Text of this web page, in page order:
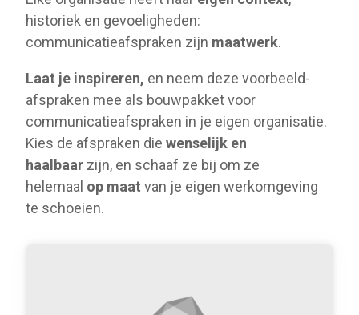
historiek en gevoeligheden:
communicatieafspraken zijn maatwerk.
Laat je inspireren, en neem deze voorbeeld-
afspraken mee als bouwpakket voor
communicatieafspraken in je eigen organisatie.
Kies de afspraken die wenselijk en
haalbaar zijn, en schaaf ze bij om ze
helemaal op maat van je eigen werkomgeving
te schoeien.